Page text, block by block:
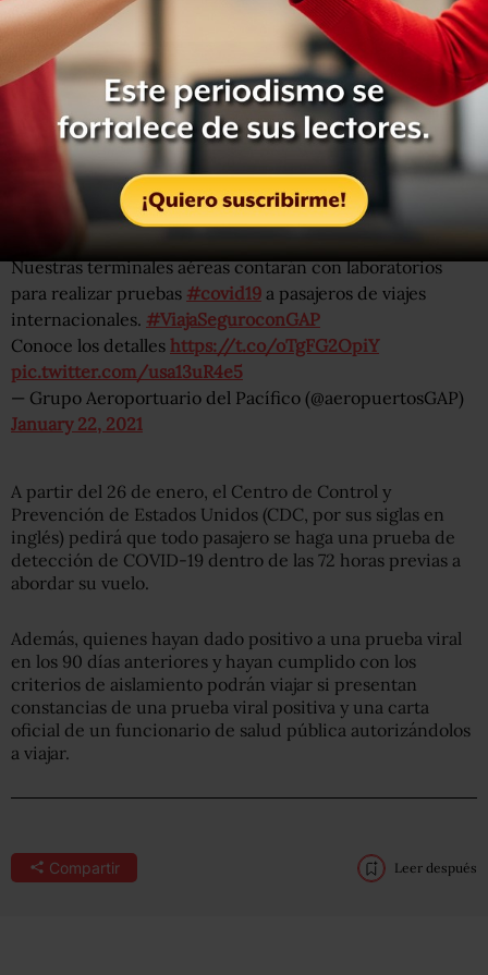
✈️ ¿Volarás desde alguno de nuestros#AeropuertosGAP
Nuestras terminales aéreas contarán con laboratorios
para realizar pruebas #covid19 a pasajeros de viajes
internacionales. #ViajaSeguroconGAP
Conoce los detalles https://t.co/oTgFG2OpiY
pic.twitter.com/usa13uR4e5
— Grupo Aeroportuario del Pacífico (@aeropuertosGAP)
January 22, 2021
A partir del 26 de enero, el Centro de Control y
Prevención de Estados Unidos (CDC, por sus siglas en
inglés) pedirá que todo pasajero se haga una prueba de
detección de COVID-19 dentro de las 72 horas previas a
abordar su vuelo.
Además, quienes hayan dado positivo a una prueba viral
en los 90 días anteriores y hayan cumplido con los
criterios de aislamiento podrán viajar si presentan
constancias de una prueba viral positiva y una carta
oficial de un funcionario de salud pública autorizándolos
a viajar.
Compartir Leer después